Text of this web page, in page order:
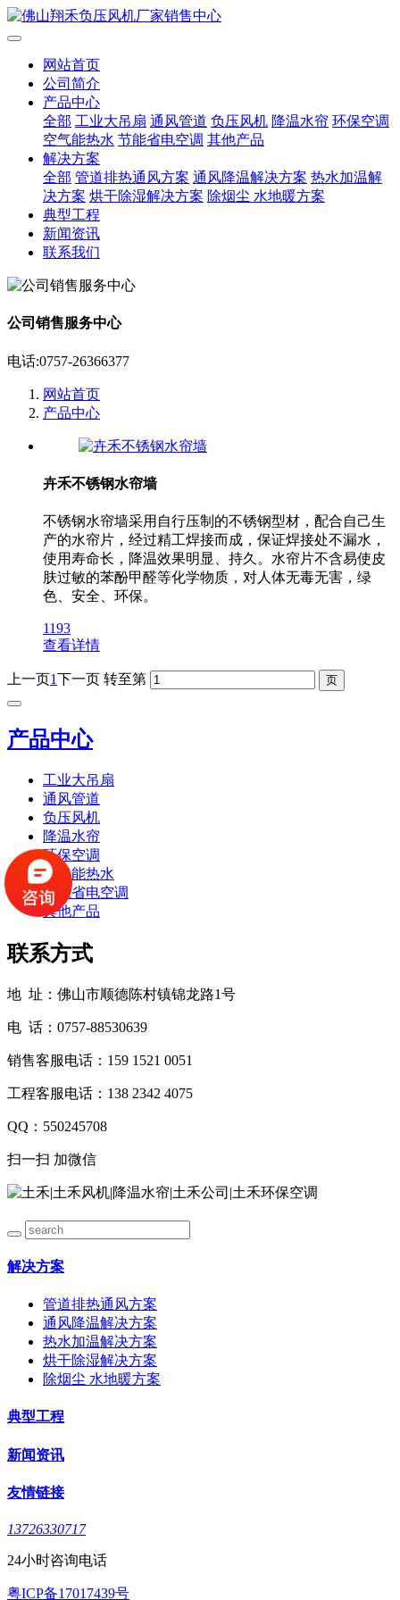
网站首页
公司简介
产品中心
全部 工业大吊扇 通风管道 负压风机 降温水帘 环保空调
空气能热水 节能省电空调 其他产品
解决方案
全部 管道排热通风方案 通风降温解决方案 热水加温解
决方案 烘干除湿解决方案 除烟尘 水地暖方案
典型工程
新闻资讯
联系我们
公司销售服务中心
电话:0757-26366377
网站首页
产品中心
卉禾不锈钢水帘墙
不锈钢水帘墙采用自行压制的不锈钢型材，配合自己生
产的水帘片，经过精工焊接而成，保证焊接处不漏水，
使用寿命长，降温效果明显、持久。水帘片不含易使皮
肤过敏的苯酚甲醛等化学物质，对人体无毒无害，绿
色、安全、环保。
1193
查看详情
上一页1下一页 转至第
产品中心
工业大吊扇
通风管道
负压风机
降温水帘
环保空调
空气能热水
节能省电空调
其他产品
联系方式
地 址：佛山市顺德陈村镇锦龙路1号
电 话：0757-88530639
销售客服电话：159 1521 0051
工程客服电话：138 2342 4075
QQ：550245708
扫一扫 加微信
解决方案
管道排热通风方案
通风降温解决方案
热水加温解决方案
烘干除湿解决方案
除烟尘 水地暖方案
典型工程
新闻资讯
友情链接
13726330717
24小时咨询电话
粤ICP备17017439号